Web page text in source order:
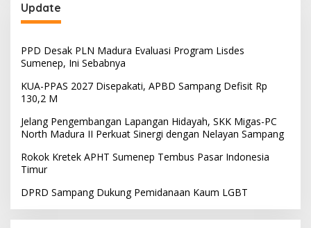
Update
PPD Desak PLN Madura Evaluasi Program Lisdes
Sumenep, Ini Sebabnya
KUA-PPAS 2027 Disepakati, APBD Sampang Defisit Rp
130,2 M
Jelang Pengembangan Lapangan Hidayah, SKK Migas-PC
North Madura II Perkuat Sinergi dengan Nelayan Sampang
Rokok Kretek APHT Sumenep Tembus Pasar Indonesia
Timur
DPRD Sampang Dukung Pemidanaan Kaum LGBT